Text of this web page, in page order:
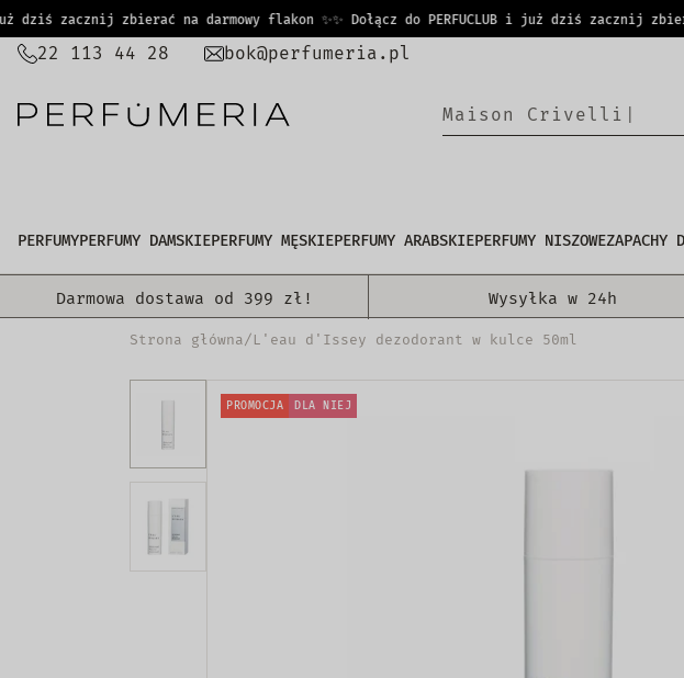
PRZEJDŹ
TREŚCI
dziś zacznij zbierać na darmowy flakon ✨✨ Dołącz do PERFUCLUB i już dziś zacznij zbierać
22 113 44 28 bok@perfumeria.pl
Ma is on Cr |
PERFUMYPERFUMY DAMSKIEPERFUMY MĘSKIEPERFUMY ARABSKIEPERFUMY NISZOWEZAPACHY
Darmowa dostawa od 399 zł! Wysyłka w 24h
Strona główna/ L'eau d'Issey dezodorant w kulce 50ml
PROMOCJA DLA NIEJ